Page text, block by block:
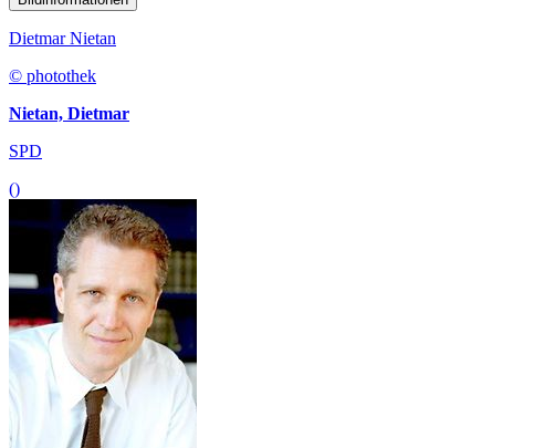
Dietmar Nietan
© photothek
Nietan, Dietmar
SPD
()